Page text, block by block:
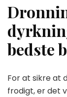
bedste
For at sikre at
frodigt, er det